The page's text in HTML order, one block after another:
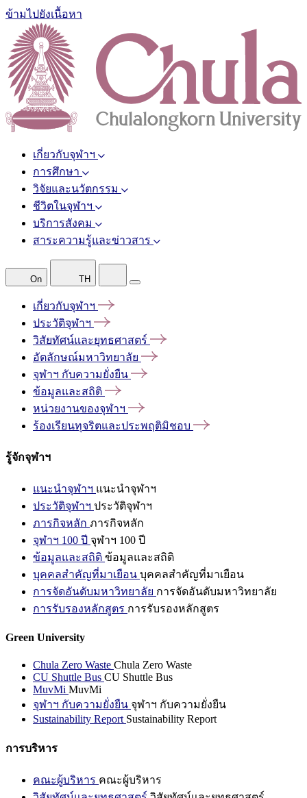
ข้ามไปยังเนื้อหา
เกี่ยวกับจุฬาฯ
การศึกษา
วิจัยและนวัตกรรม
ชีวิตในจุฬาฯ
บริการสังคม
สาระความรู้และข่าวสาร
On TH
เกี่ยวกับจุฬาฯ
ประวัติจุฬาฯ
วิสัยทัศน์และยุทธศาสตร์
อัตลักษณ์มหาวิทยาลัย
จุฬาฯ กับความยั่งยืน
ข้อมูลและสถิติ
หน่วยงานของจุฬาฯ
ร้องเรียนทุจริตและประพฤติมิชอบ
รู้จักจุฬาฯ
แนะนำจุฬาฯ แนะนำจุฬาฯ
ประวัติจุฬาฯ ประวัติจุฬาฯ
ภารกิจหลัก ภารกิจหลัก
จุฬาฯ 100 ปี จุฬาฯ 100 ปี
ข้อมูลและสถิติ ข้อมูลและสถิติ
บุคคลสำคัญที่มาเยือน บุคคลสำคัญที่มาเยือน
การจัดอันดับมหาวิทยาลัย การจัดอันดับมหาวิทยาลัย
การรับรองหลักสูตร การรับรองหลักสูตร
Green University
Chula Zero Waste Chula Zero Waste
CU Shuttle Bus CU Shuttle Bus
MuvMi MuvMi
จุฬาฯ กับความยั่งยืน จุฬาฯ กับความยั่งยืน
Sustainability Report Sustainability Report
การบริหาร
คณะผู้บริหาร คณะผู้บริหาร